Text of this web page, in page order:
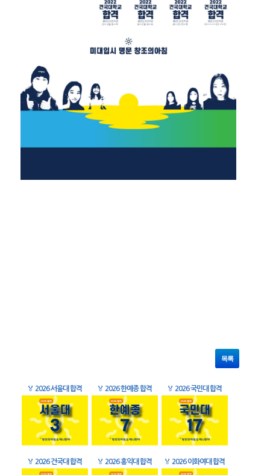
목록
🏅 2026 서울대 합격 🏅 2026 한예종 합격 🏅 2026 국민대 합격
🏅 2026 건국대 합격 🏅 2026 홍익대 합격 🏅 2026 이화여대 합격